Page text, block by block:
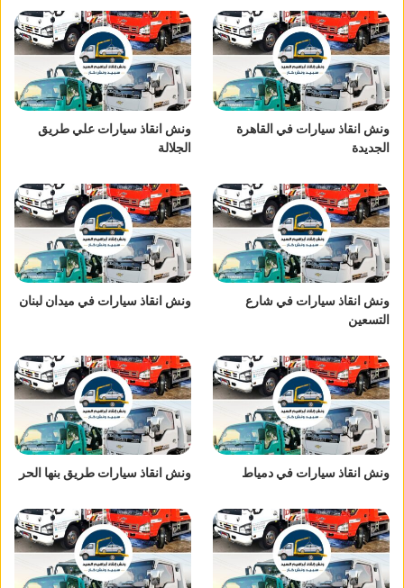
ونش انقاذ سيارات في القاهرة
الجديدة
ونش انقاذ سيارات علي طريق
الجلالة
ونش انقاذ سيارات في شارع
التسعين
ونش انقاذ سيارات في ميدان لبنان
ونش انقاذ سيارات في دمياط ونش انقاذ سيارات طريق بنها الحر